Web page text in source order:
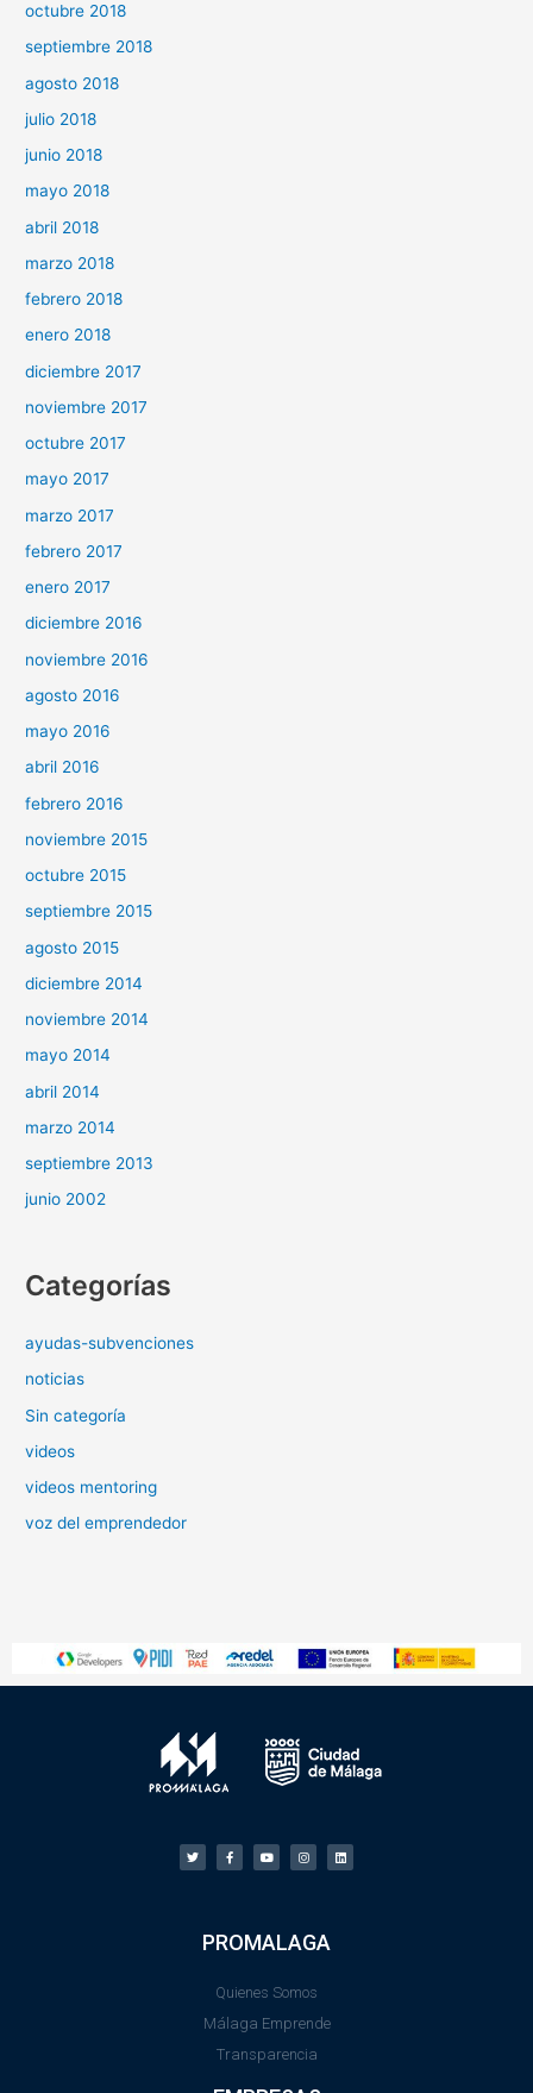
octubre 2018
septiembre 2018
agosto 2018
julio 2018
junio 2018
mayo 2018
abril 2018
marzo 2018
febrero 2018
enero 2018
diciembre 2017
noviembre 2017
octubre 2017
mayo 2017
marzo 2017
febrero 2017
enero 2017
diciembre 2016
noviembre 2016
agosto 2016
mayo 2016
abril 2016
febrero 2016
noviembre 2015
octubre 2015
septiembre 2015
agosto 2015
diciembre 2014
noviembre 2014
mayo 2014
abril 2014
marzo 2014
septiembre 2013
junio 2002
Categorías
ayudas-subvenciones
noticias
Sin categoría
videos
videos mentoring
voz del emprendedor
PROMALAGA
Quienes Somos
Málaga Emprende
Transparencia